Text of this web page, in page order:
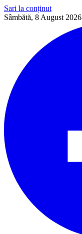
Sari la conținut
Sâmbătă, 8 August 2026